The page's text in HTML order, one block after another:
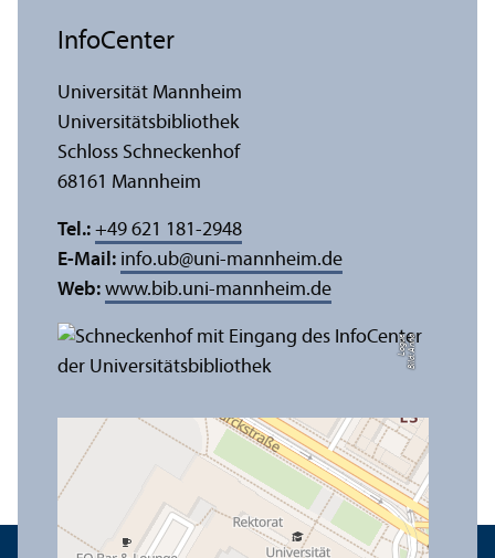
Bil
d:
A
n
n
a
L
o
g
u
e
InfoCenter
Universität Mannheim
Universitäts­bibliothek
Schloss Schneckenhof
68161 Mannheim
Tel.: +49 621 181-2948
E-Mail: info.ub@uni-mannheim.de
Web: www.bib.uni-mannheim.de